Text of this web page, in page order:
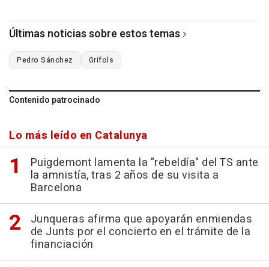
Últimas noticias sobre estos temas
Pedro Sánchez Grifols
Contenido patrocinado
Lo más leído en Catalunya
Puigdemont lamenta la "rebeldía" del TS ante
la amnistía, tras 2 años de su visita a
Barcelona
Junqueras afirma que apoyarán enmiendas
de Junts por el concierto en el trámite de la
financiación